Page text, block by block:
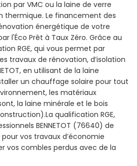
par VMC ou la laine de verre
thermique. Le financement des
énergétique de votre
l'Éco Prêt à Taux Zéro. Grâce au
RGE, qui vous permet par
travaux de rénovation, d’isolation
en utilisant de la laine
un chauffage solaire pour tout
les matériaux
la laine minérale et le bois
qualification RGE,
BENNETOT (76640) de
vos travaux d’économie
vos combles perdus avec de la